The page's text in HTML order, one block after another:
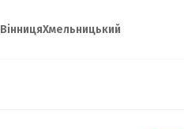
ВінницяХмельницький